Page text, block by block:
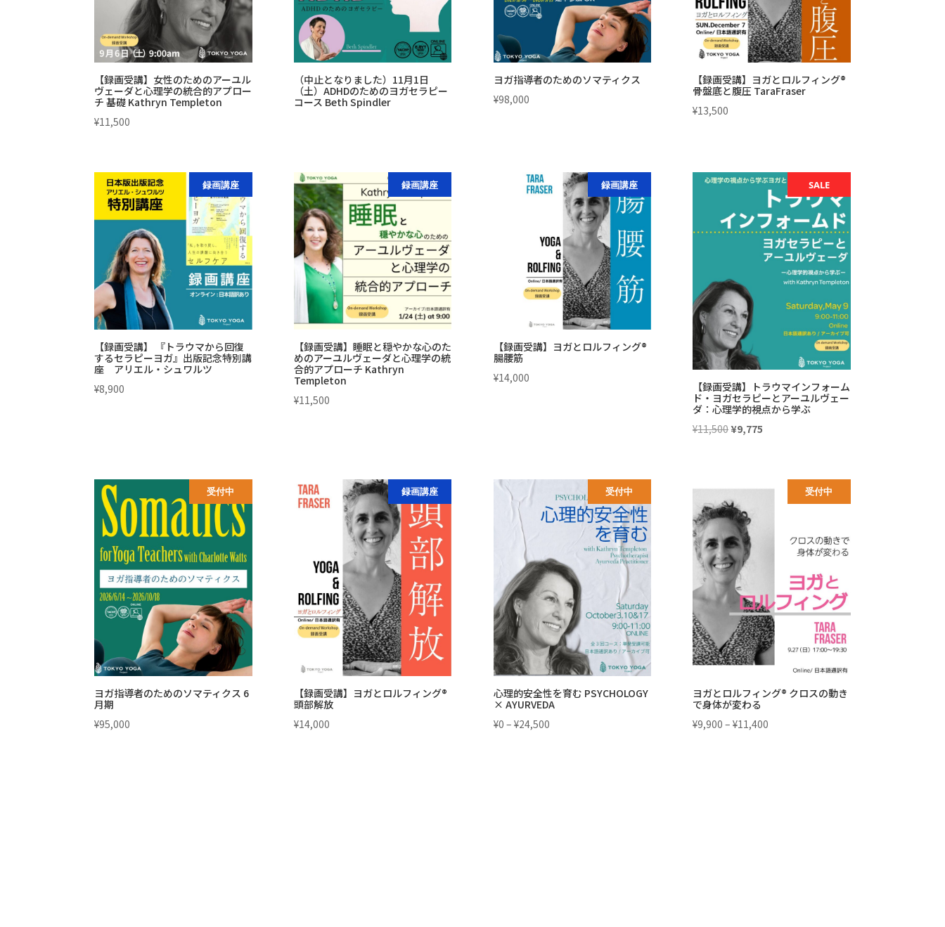
【録画受講】女性のためのアーユル
ヴェーダと心理学の統合的アプロー
チ 基礎 Kathryn Templeton
¥11,500
（中止となりました）11月1日
（土）ADHDのためのヨガセラピー
コース Beth Spindler
ヨガ指導者のためのソマティクス
¥98,000
【録画受講】ヨガとロルフィング®
骨盤底と腹圧 TaraFraser
¥13,500
録画講座
【録画受講】 『トラウマから回復
するセラピーヨガ』出版記念特別講
座 アリエル・シュワルツ
¥8,900
録画講座
【録画受講】睡眠と穏やかな心のた
めのアーユルヴェーダと心理学の統
合的アプローチ Kathryn
Templeton
¥11,500
録画講座
【録画受講】ヨガとロルフィング®
腸腰筋
¥14,000
SALE
【録画受講】トラウマインフォーム
ド・ヨガセラピーとアーユルヴェー
ダ：心理学的視点から学ぶ
¥11,500 元
は
¥11,500
で
し
た。
¥9,775
¥9,775
受付中
ヨガ指導者のためのソマティクス 6
月期
¥95,000
録画講座
【録画受講】ヨガとロルフィング®
頭部解放
¥14,000
受付中
心理的安全性を育む PSYCHOLOGY
× AYURVEDA
¥0 – ¥24,500価
受付中
ヨガとロルフィング® クロスの動き
で身体が変わる
¥9,900 –¥11,400